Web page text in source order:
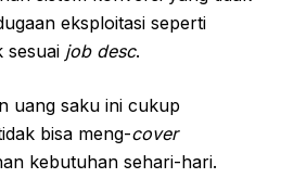
eksploitasi seperti
sesuai job desc.
uang saku ini cukup
bisa meng-cover
kebutuhan sehari-hari.